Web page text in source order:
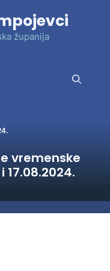
županija
vremenske
17.08.2024.